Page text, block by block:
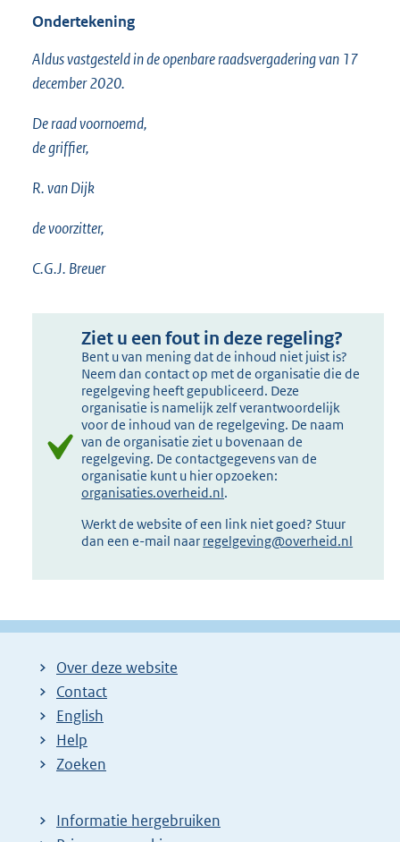
Ondertekening
Aldus vastgesteld in de openbare raadsvergadering van 17
december 2020.
De raad voornoemd,
de griffier,
R. van Dijk
de voorzitter,
C.G.J. Breuer
Ziet u een fout in deze regeling?
Bent u van mening dat de inhoud niet juist is?
Neem dan contact op met de organisatie die de
regelgeving heeft gepubliceerd. Deze
organisatie is namelijk zelf verantwoordelijk
voor de inhoud van de regelgeving. De naam
van de organisatie ziet u bovenaan de
regelgeving. De contactgegevens van de
organisatie kunt u hier opzoeken:
organisaties.overheid.nl.
Werkt de website of een link niet goed? Stuur
dan een e-mail naar regelgeving@overheid.nl
Over deze website
Contact
English
Help
Zoeken
Informatie hergebruiken